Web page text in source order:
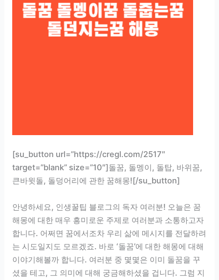
[su_button url=”https://cregl.com/2517″
target=”blank” size=”10″]돌꿈, 돌멩이, 돌탑, 바위꿈,
큰바윗돌, 돌덩어리에 관한 꿈해몽![/su_button]
안녕하세요, 인생꿀팁 블로그의 독자 여러분! 오늘은 꿈
해몽에 대한 매우 흥미로운 주제로 여러분과 소통하고자
합니다. 어쩌면 꿈에서조차 우리 삶에 메시지를 전달하려
는 시도일지도 모르겠죠. 바로 ‘돌꿈’에 대한 해몽에 대해
이야기해볼까 합니다. 여러분 중 몇몇은 이미 돌꿈을 꾸
셨을 테고, 그 의미에 대해 궁금해하셨을 겁니다. 그럼 지